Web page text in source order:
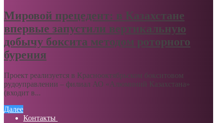
Мировой прецедент: в Казахстане
впервые запустили вертикальную
добычу боксита методом роторного
бурения
Проект реализуется в Краснооктябрьском бокситовом
рудоуправлении – филиал АО «Алюминий Казахстана»
(входит в...
Далее
Контакты